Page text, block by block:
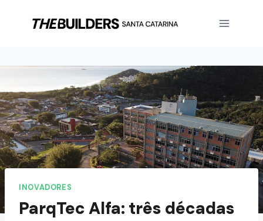
INOVADORES
ParqTec Alfa: três décadas